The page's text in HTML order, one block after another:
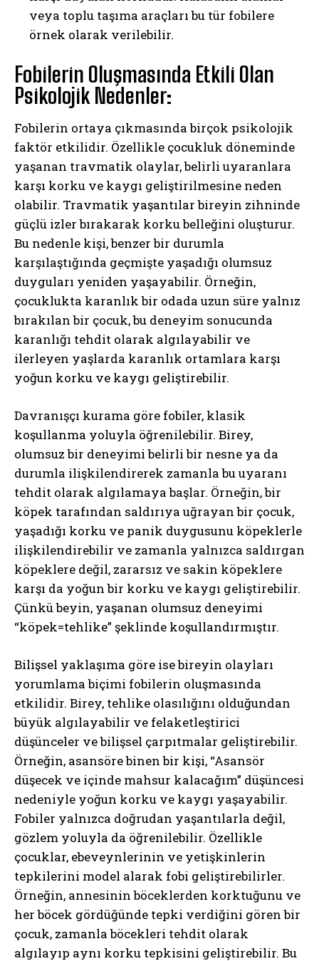
veya toplu taşıma araçları bu tür fobilere
örnek olarak verilebilir.
Fobilerin Oluşmasında Etkili Olan
Psikolojik Nedenler:
Fobilerin ortaya çıkmasında birçok psikolojik
faktör etkilidir. Özellikle çocukluk döneminde
yaşanan travmatik olaylar, belirli uyaranlara
karşı korku ve kaygı geliştirilmesine neden
olabilir. Travmatik yaşantılar bireyin zihninde
güçlü izler bırakarak korku belleğini oluşturur.
Bu nedenle kişi, benzer bir durumla
karşılaştığında geçmişte yaşadığı olumsuz
duyguları yeniden yaşayabilir. Örneğin,
çocuklukta karanlık bir odada uzun süre yalnız
bırakılan bir çocuk, bu deneyim sonucunda
karanlığı tehdit olarak algılayabilir ve
ilerleyen yaşlarda karanlık ortamlara karşı
yoğun korku ve kaygı geliştirebilir.
Davranışçı kurama göre fobiler, klasik
koşullanma yoluyla öğrenilebilir. Birey,
olumsuz bir deneyimi belirli bir nesne ya da
durumla ilişkilendirerek zamanla bu uyaranı
tehdit olarak algılamaya başlar. Örneğin, bir
köpek tarafından saldırıya uğrayan bir çocuk,
yaşadığı korku ve panik duygusunu köpeklerle
ilişkilendirebilir ve zamanla yalnızca saldırgan
köpeklere değil, zararsız ve sakin köpeklere
karşı da yoğun bir korku ve kaygı geliştirebilir.
Çünkü beyin, yaşanan olumsuz deneyimi
“köpek=tehlike” şeklinde koşullandırmıştır.
Bilişsel yaklaşıma göre ise bireyin olayları
yorumlama biçimi fobilerin oluşmasında
etkilidir. Birey, tehlike olasılığını olduğundan
büyük algılayabilir ve felaketleştirici
düşünceler ve bilişsel çarpıtmalar geliştirebilir.
Örneğin, asansöre binen bir kişi, “Asansör
düşecek ve içinde mahsur kalacağım” düşüncesi
nedeniyle yoğun korku ve kaygı yaşayabilir.
Fobiler yalnızca doğrudan yaşantılarla değil,
gözlem yoluyla da öğrenilebilir. Özellikle
çocuklar, ebeveynlerinin ve yetişkinlerin
tepkilerini model alarak fobi geliştirebilirler.
Örneğin, annesinin böceklerden korktuğunu ve
her böcek gördüğünde tepki verdiğini gören bir
çocuk, zamanla böcekleri tehdit olarak
algılayıp aynı korku tepkisini geliştirebilir. Bu